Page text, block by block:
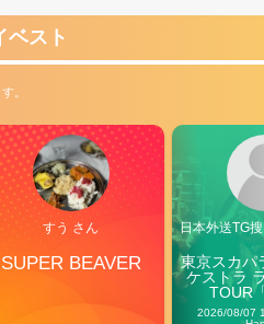
ベスト
。
すう さん
SUPER BEAVER
日本外送TG
東京スカパ
ケストラ
TOUR
2026/08/07